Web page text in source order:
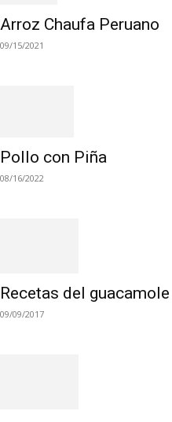
Arroz Chaufa Peruano
09/15/2021
Pollo con Piña
08/16/2022
Recetas del
09/09/2017